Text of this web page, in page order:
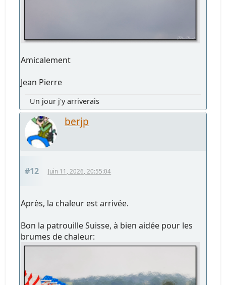
Amicalement
Jean Pierre
Un jour j'y arriverais
berjp
#12 Juin 11, 2026, 20:55:04
Après, la chaleur est arrivée.
Bon la patrouille Suisse, à bien aidée pour les
brumes de chaleur: